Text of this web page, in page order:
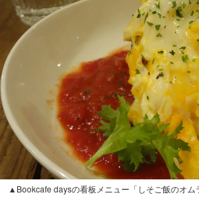
▲Bookcafe daysの看板メニュー「しそご飯のオム